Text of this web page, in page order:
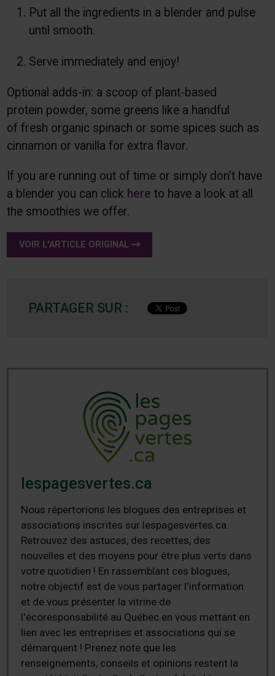
Put all the ingredients in a blender and pulse
until smooth.
Serve immediately and enjoy!
Optional adds-in: a scoop of plant-based
protein powder, some greens like a handful
of fresh organic spinach or some spices such as
cinnamon or vanilla for extra flavor.
If you are running out of time or simply don’t have
a blender you can click here to have a look at all
the smoothies we offer.
VOIR L'ARTICLE ORIGINAL
PARTAGER SUR :
lespagesvertes.ca
Nous répertorions les blogues des entreprises et
associations inscrites sur lespagesvertes.ca.
Retrouvez des astuces, des recettes, des
nouvelles et des moyens pour être plus verts dans
votre quotidien ! En rassemblant ces blogues,
notre objectif est de vous partager l'information
et de vous présenter la vitrine de
l'écoresponsabilité au Québec en vous mettant en
lien avec les entreprises et associations qui se
démarquent ! Prenez note que les
renseignements, conseils et opinions restent la